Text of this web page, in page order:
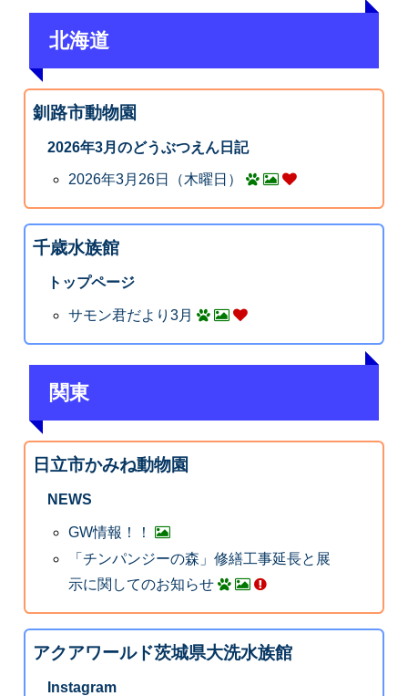
北海道
釧路市動物園
2026年3月のどうぶつえん日記
2026年3月26日（木曜日）
千歳水族館
トップページ
サモン君だより3月
関東
日立市かみね動物園
NEWS
GW情報！！
「チンパンジーの森」修繕工事延長と展
示に関してのお知らせ
アクアワールド茨城県大洗水族館
Instagram